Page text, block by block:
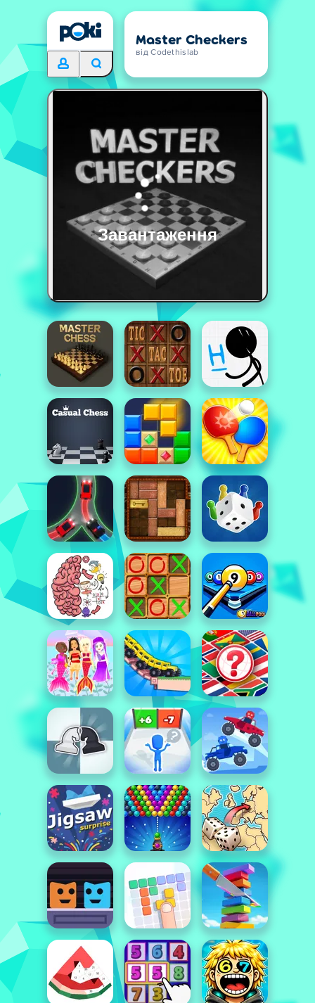
Master Checkers
від Codethislab
Завантаження